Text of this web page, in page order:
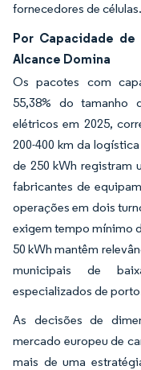
fornecedores de células.
Por Capacidade
Alcance Domina
Os pacotes com
55,38% do tamanho
elétricos em 2025,
200-400 km da
de 250 kWh registram
fabricantes de
operações em dois
exigem tempo mínimo
50 kWh mantêm
municipais de
especializados de
As decisões de
mercado europeu de
mais de uma